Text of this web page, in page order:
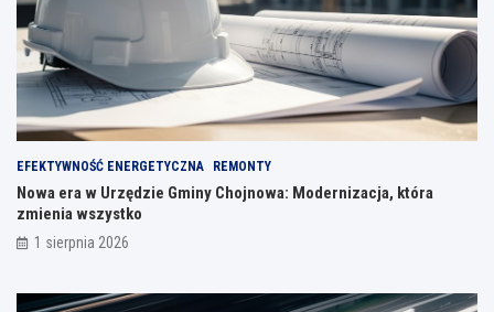
EFEKTYWNOŚĆ ENERGETYCZNA REMONTY
Nowa era w Urzędzie Gminy Chojnowa: Modernizacja, która
zmienia wszystko
1 sierpnia 2026